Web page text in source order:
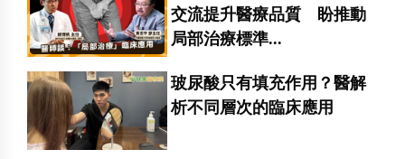
交流提升醫療品質 盼推動
局部治療標準...
玻尿酸只有填充作用？醫解
析不同層次的臨床應用